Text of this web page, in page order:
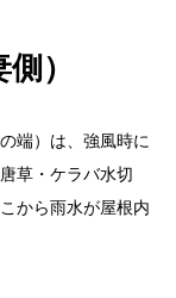
）
端）は、強風時に
草・ケラバ水切
から雨水が屋根内